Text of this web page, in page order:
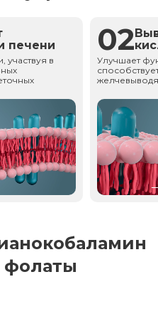
печени
участвуя в
02
Улучшает
фолаты